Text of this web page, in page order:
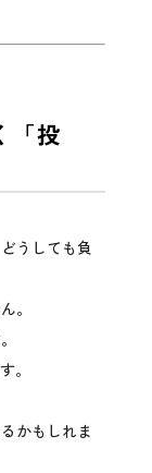
「投
うしても負
。
。
かもしれま